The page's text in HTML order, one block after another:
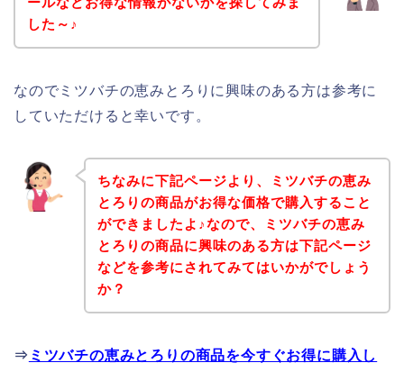
した～♪
なのでミツバチの恵みとろりに興味のある方は参考に
していただけると幸いです。
ちなみに下記ページより、ミツバチの恵み
とろりの商品がお得な価格で購入すること
ができましたよ♪なので、ミツバチの恵み
とろりの商品に興味のある方は下記ページ
などを参考にされてみてはいかがでしょう
か？
⇒ ミツバチの恵みとろりの商品を今すぐお得に購入し